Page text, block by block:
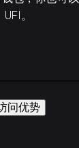
UFI。
问优势